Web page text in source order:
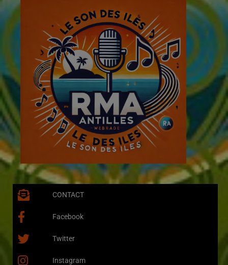
CONTACT
Facebook
Twitter
Instagram